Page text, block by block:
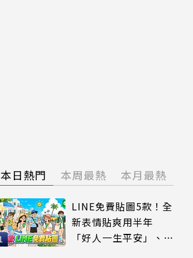
本日熱門 本周最熱 本月最熱
LINE免費貼圖5款！全
新表情貼爽用半年
「好人一生平安」、